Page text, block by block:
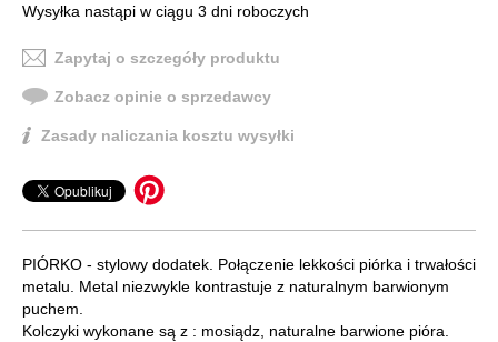
Wysyłka nastąpi w ciągu 3 dni roboczych
Zapytaj o szczegóły produktu
Zobacz opinie o sprzedawcy
Zasady naliczania kosztu wysyłki
PIÓRKO - stylowy dodatek. Połączenie lekkości piórka i trwałości
metalu. Metal niezwykle kontrastuje z naturalnym barwionym
puchem.
Kolczyki wykonane są z : mosiądz, naturalne barwione pióra.